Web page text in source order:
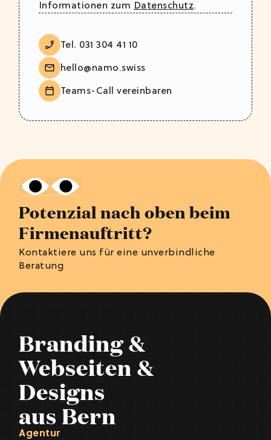
Informationen zum Datenschutz.
Tel. 031 304 41 10
hello@namo.swiss
Teams-Call vereinbaren
Potenzial nach oben beim
Firmenauftritt?
Kontaktiere uns für eine unverbindliche
Beratung
Branding &
Webseiten &
Designs
aus Bern
Agentur